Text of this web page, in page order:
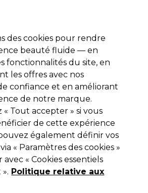
Se connecter
Coiffure Electro et Matériel
Livraison et délais
lire la suite
Radiance Instantané
des cookies pour rendre
beauté fluide — en
fonctionnalités du site, en
les offres avec nos
confiance et en améliorant
de notre marque.
« Tout accepter » si vous
de cette expérience
également définir vos
« Paramètres des cookies »
« Cookies essentiels
Politique relative aux